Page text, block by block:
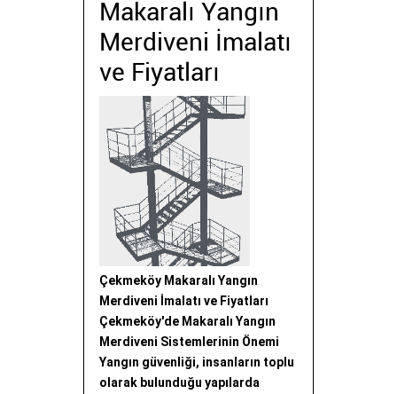
Makaralı Yangın
Merdiveni İmalatı
ve Fiyatları
Çekmeköy Makaralı Yangın
Merdiveni İmalatı ve Fiyatları
Çekmeköy'de Makaralı Yangın
Merdiveni Sistemlerinin Önemi
Yangın güvenliği, insanların toplu
olarak bulunduğu yapılarda